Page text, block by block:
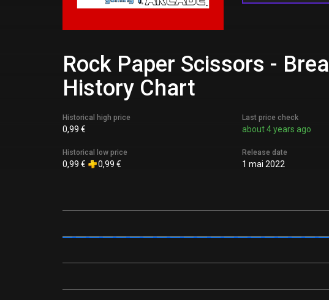
Rock Paper Scissors -
History Chart
Historical high price
0,99 €
Historical low price
0,99 € 0,99 €
Last price check
about 4 years ago
Release date
1 mai 2022